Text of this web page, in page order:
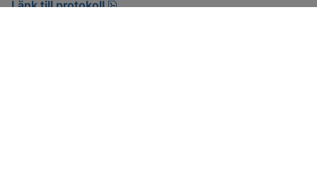
Länk till protokoll
pdf, 394.7 kB, öppnas i nytt fönster.